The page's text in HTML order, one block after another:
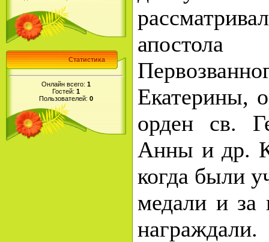
Статистика
Онлайн всего: 1
Гостей: 1
Пользователей: 0
Екатерины,
орден св.
Анны и др.
когда были
медали и за
награждали.